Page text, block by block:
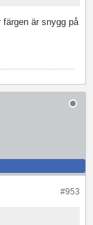
är snygg på
#953